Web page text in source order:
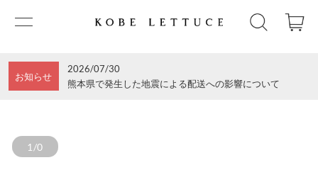
お知らせ
2026/07/30
熊本県で発生した地震による配送への影響について
1/0